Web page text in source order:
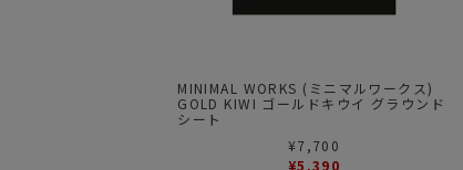
MINIMAL WORKS (ミニマルワークス)
GOLD KIWI ゴールドキウイ グラウンド
シート
¥7,700
¥5,390